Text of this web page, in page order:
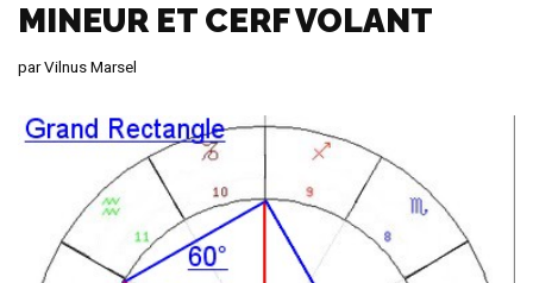
MINEUR ET CERF VOLANT
parVilnus Marsel